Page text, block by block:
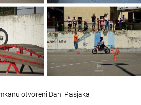
otvoreni Dani Pasjaka